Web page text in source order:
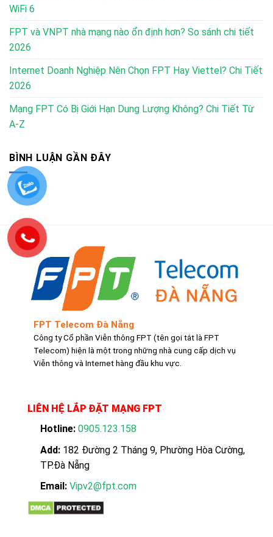
WiFi 6
FPT và VNPT nhà mạng nào ổn định hơn? So sánh chi tiết
2026
Internet Doanh Nghiệp Nên Chọn FPT Hay Viettel? Chi Tiết
2026
Mạng FPT Có Bị Giới Hạn Dung Lượng Không? Chi Tiết Từ
A-Z
BÌNH LUẬN GẦN ĐÂY
FPT Telecom Đà Nẵng
Công ty Cổ phần Viễn thông FPT (tên gọi tắt là FPT
Telecom) hiện là một trong những nhà cung cấp dịch vụ
Viễn thông và Internet hàng đầu khu vực.
LIÊN HỆ LẮP ĐẶT MẠNG FPT
Hotline: 0905.123.158
Add: 182 Đường 2 Tháng 9, Phường Hòa Cường,
TP.Đà Nẵng
Email: Vipv2@fpt.com